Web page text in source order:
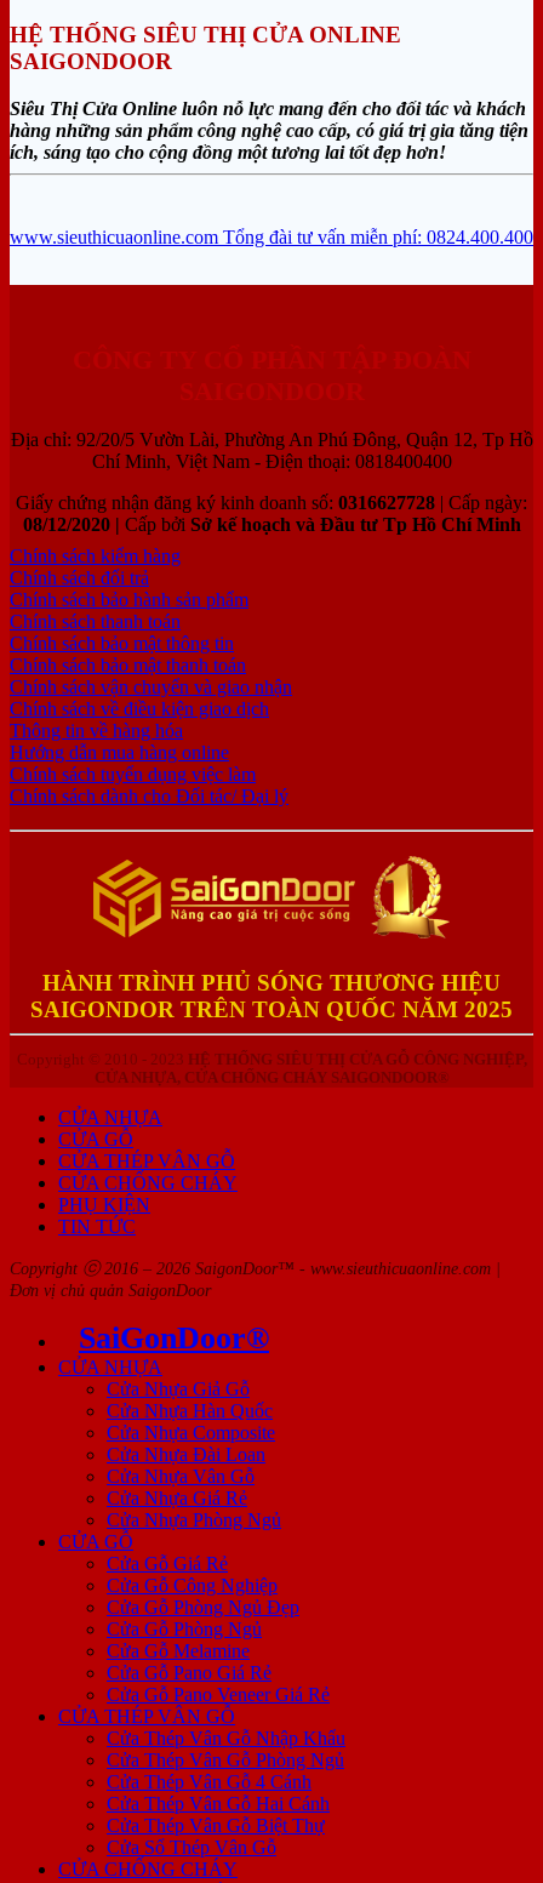
HỆ THỐNG SIÊU THỊ CỬA ONLINE
SAIGONDOOR
Siêu Thị Cửa Online luôn nỗ lực mang đến cho đối tác và khách
hàng những sản phẩm công nghệ cao cấp, có giá trị gia tăng tiện
ích, sáng tạo cho cộng đồng một tương lai tốt đẹp hơn!
www.sieuthicuaonline.com Tổng đài tư vấn miễn phí: 0824.400.400
Địa chỉ: 92/20/5 Vườn Lài, Phường An Phú Đông, Quận 12, Tp Hồ
Chí Minh, Việt Nam - Điện thoại: 0818400400
Giấy chứng nhận đăng ký kinh doanh số: 0316627728 | Cấp ngày:
08/12/2020 | Cấp bởi Sở kế hoạch và Đầu tư Tp Hồ Chí Minh
Chính sách kiểm hàng
Chính sách đổi trả
Chính sách bảo hành sản phẩm
Chính sách thanh toán
Chính sách bảo mật thông tin
Chính sách bảo mật thanh toán
Chính sách vận chuyển và giao nhận
Chính sách về điều kiện giao dịch
Thông tin về hàng hóa
Hướng dẫn mua hàng online
Chính sách tuyển dụng việc làm
Chính sách dành cho Đối tác/ Đại lý
HÀNH TRÌNH PHỦ SÓNG THƯƠNG HIỆU
SAIGONDOR TRÊN TOÀN QUỐC NĂM 2025
Copyright © 2010 - 2023 HỆ THỐNG SIÊU THỊ CỬA GỖ CÔNG NGHIỆP,
CỬA NHỰA, CỬA CHỐNG CHÁY SAIGONDOOR®
CỬA NHỰA
CỬA GỖ
CỬA THÉP VÂN GỖ
CỬA CHỐNG CHÁY
PHỤ KIỆN
TIN TỨC
Copyright ⓒ 2016 – 2026 SaigonDoor™ - www.sieuthicuaonline.com |
Đơn vị chủ quản SaigonDoor
SaiGonDoor®
CỬA NHỰA
Cửa Nhựa Giả Gỗ
Cửa Nhựa Hàn Quốc
Cửa Nhựa Composite
Cửa Nhựa Đài Loan
Cửa Nhựa Vân Gỗ
Cửa Nhựa Giá Rẻ
Cửa Nhựa Phòng Ngủ
CỬA GỖ
Cửa Gỗ Giá Rẻ
Cửa Gỗ Công Nghiệp
Cửa Gỗ Phòng Ngủ Đẹp
Cửa Gỗ Phòng Ngủ
Cửa Gỗ Melamine
Cửa Gỗ Pano Giá Rẻ
Cửa Gỗ Pano Veneer Giá Rẻ
CỬA THÉP VÂN GỖ
Cửa Thép Vân Gỗ Nhập Khẩu
Cửa Thép Vân Gỗ Phòng Ngủ
Cửa Thép Vân Gỗ 4 Cánh
Cửa Thép Vân Gỗ Hai Cánh
Cửa Thép Vân Gỗ Biệt Thự
Cửa Sổ Thép Vân Gỗ
CỬA CHỐNG CHÁY